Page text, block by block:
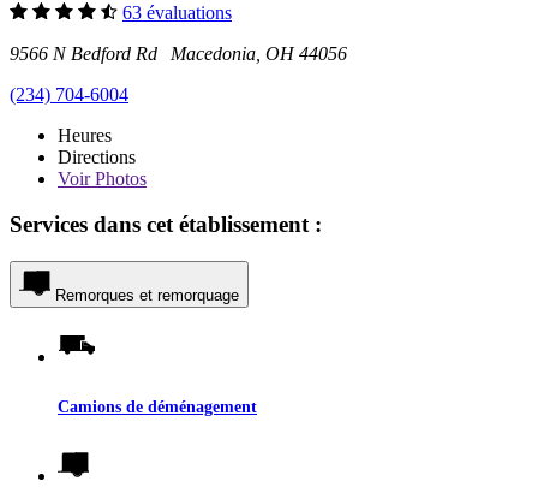
63 évaluations
9566 N Bedford Rd Macedonia, OH 44056
(234) 704-6004
Heures
Directions
VoirPhotos
Services dans cet établissement :
Remorques et remorquage
Camions de déménagement